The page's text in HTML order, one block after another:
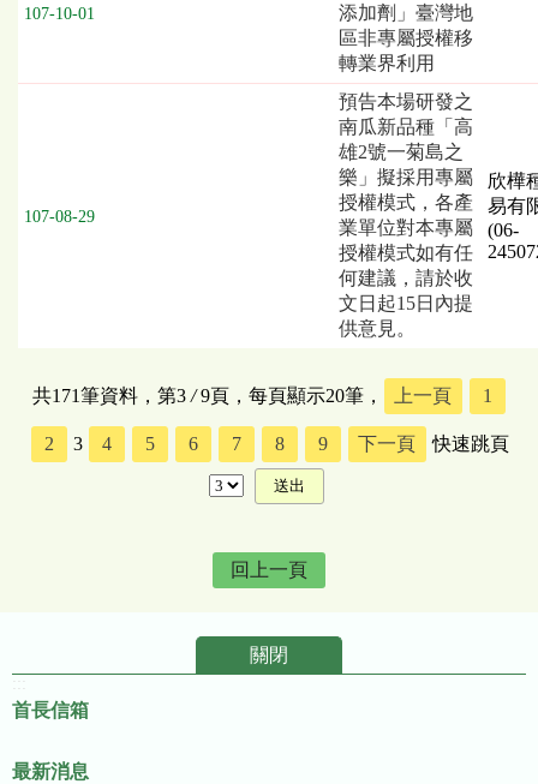
107-10-01
添加劑」臺灣地
區非專屬授權移
轉業界利用
107-08-29
預告本場研發之
南瓜新品種「高
雄2號一菊島之
樂」擬採用專屬
授權模式，各產
業單位對本專屬
授權模式如有任
何建議，請於收
文日起15日內提
供意見。
欣樺
易有
(06-
共171筆資料，第3/9頁，每頁顯示20筆， 上一頁 1
2 3 4 5 6 7 8 9 下一頁 快速跳頁
回上一頁
關閉
首長信箱
最新消息